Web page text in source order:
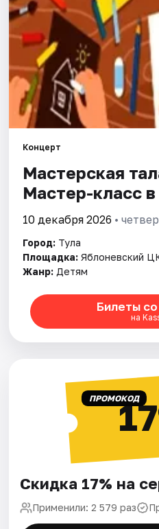
Рейтинги
Концерт
Мастерская
Мастер-класс
10 декабря 2026 •
Город: Тула
Площадка: Яблоневский
Жанр: Детям
Билеты
на
ПРОМОКОД
Скидка 17% на
Применили: 2 579 раз